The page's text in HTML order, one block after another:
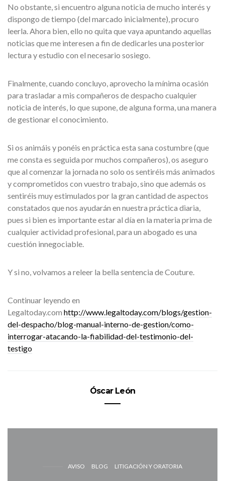
No obstante, si encuentro alguna noticia de mucho interés y
dispongo de tiempo (del marcado inicialmente), procuro
leerla. Ahora bien, ello no quita que vaya apuntando aquellas
noticias que me interesen a fin de dedicarles una posterior
lectura y estudio con el necesario sosiego.
Finalmente, cuando concluyo, aprovecho la mínima ocasión
para trasladar a mis compañeros de despacho cualquier
noticia de interés, lo que supone, de alguna forma, una manera
de gestionar el conocimiento.
Si os animáis y ponéis en práctica esta sana costumbre (que
me consta es seguida por muchos compañeros), os aseguro
que al comenzar la jornada no solo os sentiréis más animados
y comprometidos con vuestro trabajo, sino que además os
sentiréis muy estimulados por la gran cantidad de aspectos
constatados que nos ayudarán en nuestra práctica diaria,
pues si bien es importante estar al día en la materia prima de
cualquier actividad profesional, para un abogado es una
cuestión innegociable.
Y si no, volvamos a releer la bella sentencia de Couture.
Continuar leyendo en
Legaltoday.com http://www.legaltoday.com/blogs/gestion-
del-despacho/blog-manual-interno-de-gestion/como-
interrogar-atacando-la-fiabilidad-del-testimonio-del-
testigo
Óscar León
AVISO BLOG LITIGACIÓN Y ORATORIA